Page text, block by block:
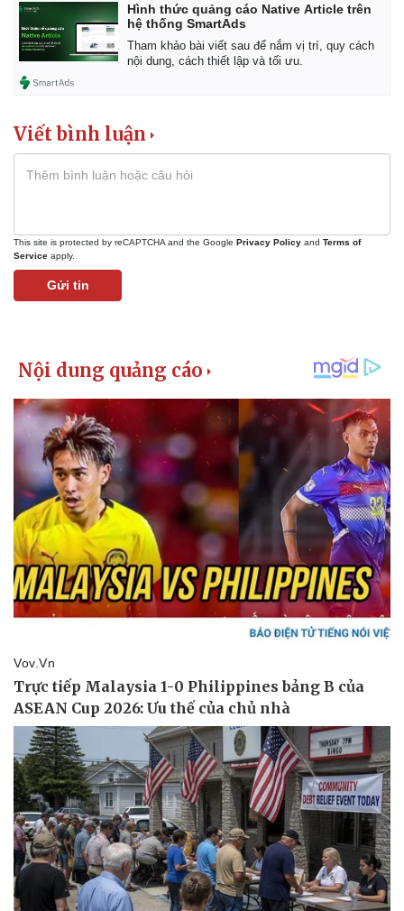
Kinh tế
Bất động sản
Khởi nghiệp
Thị trường
Giá vàng
Tiêu dùng
Tỷ giá
Chứng khoán
Giá cà phê
Hình thức quảng cáo Native Article trên
hệ thống SmartAds
Tham khảo bài viết sau để nắm vị trí, quy cách
nội dung, cách thiết lập và tối ưu.
Viết bình luận
This site is protected by reCAPTCHA and the Google Privacy Policy and Terms of
Service apply.
Gửi tin